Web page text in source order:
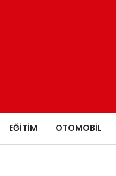
EĞITIM OTOMOBIL